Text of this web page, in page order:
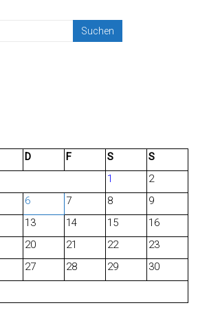
D F S
S
1
2
6 7 8
9
13 14 15
16
20 21 22
23
27 28 29
30